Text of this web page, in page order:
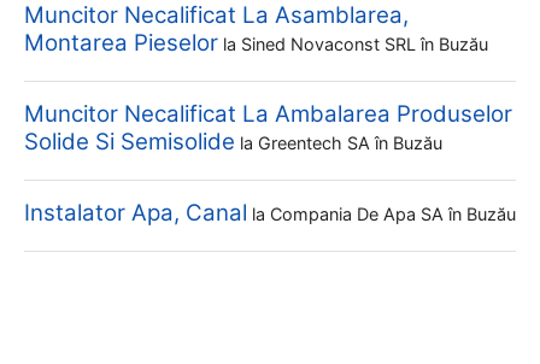
Muncitor Necalificat La Asamblarea,
Montarea Pieselor la Sined Novaconst SRL în Buzău
Muncitor Necalificat La Ambalarea Produselor
Solide Si Semisolide la Greentech SA în Buzău
Instalator Apa, Canal la Compania De Apa SA în Buzău